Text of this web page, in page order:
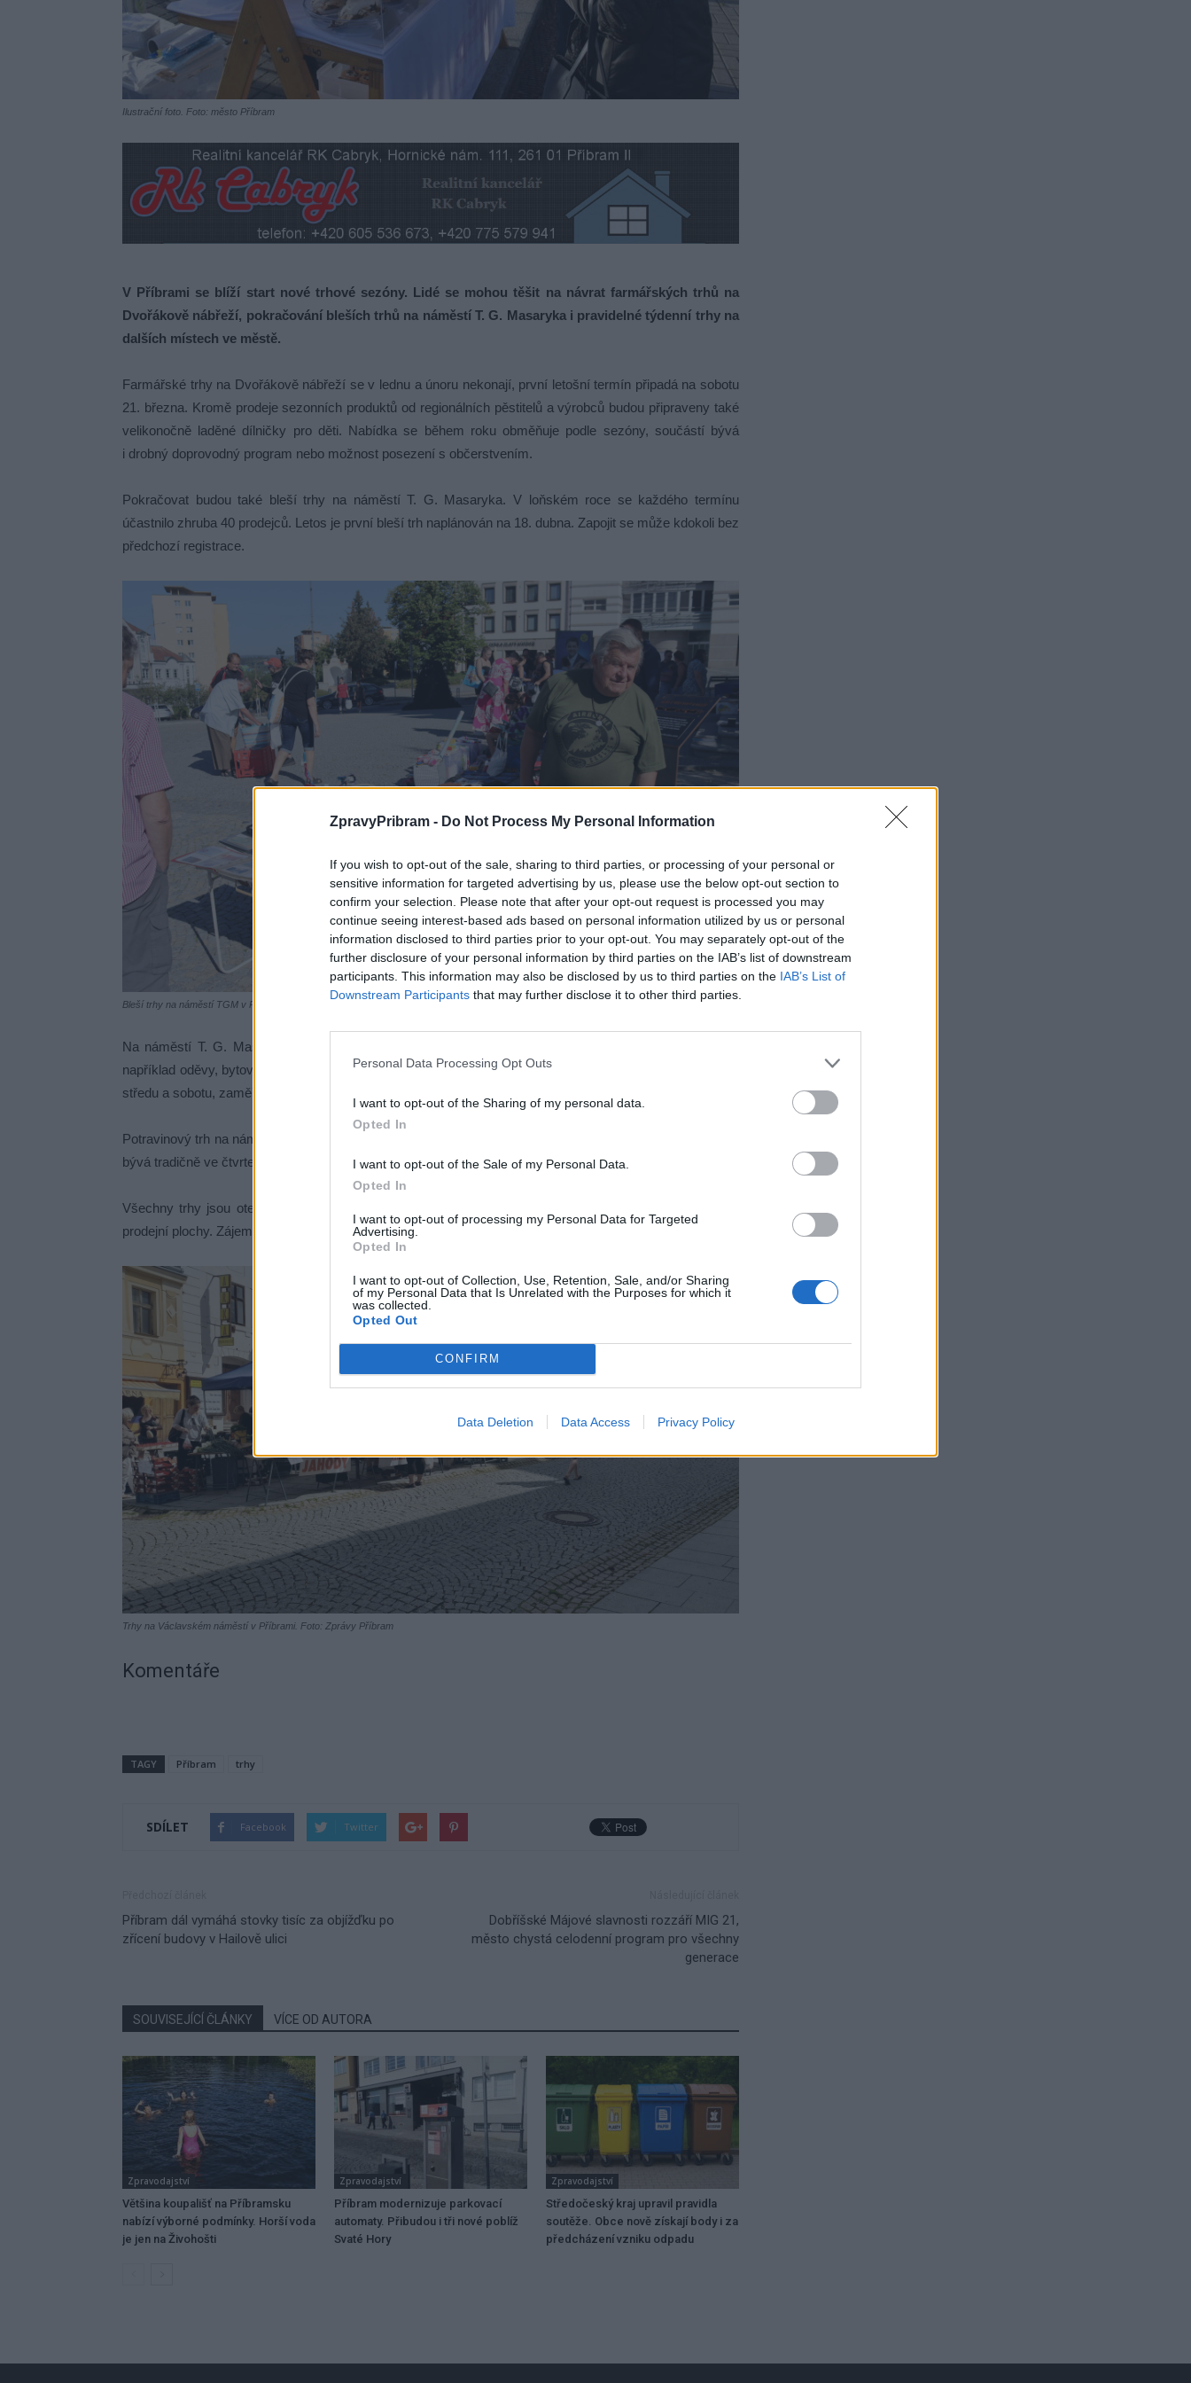
ZpravyPribram - Do Not Process My Personal Information
If you wish to opt-out of the sale, sharing to third parties, or processing of your personal or
sensitive information for targeted advertising by us, please use the below opt-out section to
confirm your selection. Please note that after your opt-out request is processed you may
continue seeing interest-based ads based on personal information utilized by us or personal
information disclosed to third parties prior to your opt-out. You may separately opt-out of the
further disclosure of your personal information by third parties on the IAB’s list of downstream
participants. This information may also be disclosed by us to third parties on the IAB’s List of
Downstream Participants that may further disclose it to other third parties.
Personal Data Processing Opt Outs
I want to opt-out of the Sharing of my personal data.
Opted In
I want to opt-out of the Sale of my Personal Data.
Opted In
I want to opt-out of processing my Personal Data for Targeted
Advertising.
Opted In
I want to opt-out of Collection, Use, Retention, Sale, and/or Sharing
of my Personal Data that Is Unrelated with the Purposes for which it
was collected.
Opted Out
CONFIRM
Data Deletion Data Access Privacy Policy
Ilustrační foto. Foto: město Příbram
V Příbrami se blíží start nové trhové sezóny. Lidé se mohou těšit na návrat farmářských trhů na
Dvořákově nábřeží, pokračování bleších trhů na náměstí T. G. Masaryka i pravidelné týdenní trhy na
dalších místech ve městě.
Farmářské trhy na Dvořákově nábřeží se v lednu a únoru nekonají, první letošní termín připadá na sobotu
21. března. Kromě prodeje sezonních produktů od regionálních pěstitelů a výrobců budou připraveny také
velikonočně laděné dílničky pro děti. Nabídka se během roku obměňuje podle sezóny, součástí bývá
i drobný doprovodný program nebo možnost posezení s občerstvením.
Pokračovat budou také bleší trhy na náměstí T. G. Masaryka. V loňském roce se každého termínu
účastnilo zhruba 40 prodejců. Letos je první bleší trh naplánován na 18. dubna. Zapojit se může kdokoli bez
předchozí registrace.
Bleší trhy na náměstí TGM v Příbrami. Foto: Zprávy Příbram
Na náměstí T. G. Masaryka se po celý rok koná také pravidelný středeční trh se spotřebním zbožím,
například oděvy, bytovým textilem či drobnými potřebami. Václavské náměstí nabízí květinový trh každou
středu a sobotu, zaměřený na sadbu, květiny a sezonní ovoce a zeleninu.
Potravinový trh na náměstí 17. listopadu probíhá každý pracovní den. Největší nabídka čerstvých potravin
bývá tradičně ve čtvrtek, nově se rozšiřuje počet prodejních míst také v úterý.
Všechny trhy jsou otevřeny stálým i novým prodejcům. Tržní poplatek činí 20 korun za metr čtvereční
prodejní plochy. Zájemci o prodej mohou pořadatele kontaktovat na e-mailu
Trhy na Václavském náměstí v Příbrami. Foto: Zprávy Příbram
Komentáře
TAGY Příbram trhy
SDÍLET Facebook Twitter
Příbram dál vymáhá stovky tisíc za objížďku po
zřícení budovy v Hailově ulici
Dobříšské Májové slavnosti rozzáří MIG 21,
město chystá celodenní program pro všechny
generace
SOUVISEJÍCÍ ČLÁNKY VÍCE OD AUTORA
Zpravodajství
Většina koupališť na Příbramsku
nabízí výborné podmínky. Horší voda
je jen na Živohošti
Zpravodajství
Příbram modernizuje parkovací
automaty. Přibudou i tři nové poblíž
Svaté Hory
Zpravodajství
Středočeský kraj upravil pravidla
soutěže. Obce nově získají body i za
předcházení vzniku odpadu